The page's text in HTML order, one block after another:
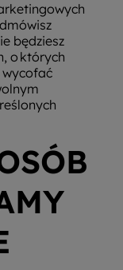
będziesz
o których
wycofać